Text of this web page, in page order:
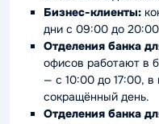
Бизнес-клиенты:
дни с 09:00 до
Отделения банка
офисов работают в
— с 10:00 до 17:00,
сокращённый день.
Отделения банка